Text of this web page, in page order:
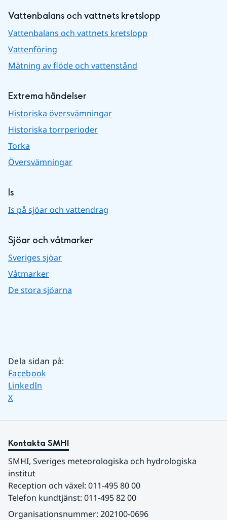
Vattenbalans och vattnets kretslopp
Vattenbalans och vattnets kretslopp
Vattenföring
Mätning av flöde och vattenstånd
Extrema händelser
Historiska översvämningar
Historiska torrperioder
Torka
Översvämningar
Is
Is på sjöar och vattendrag
Sjöar och våtmarker
Sveriges sjöar
Våtmarker
De stora sjöarna
Dela sidan på:
Dela sidan på
Facebook
Dela sidan på
LinkedIn
Dela sidan på
X
Kontakta SMHI
SMHI, Sveriges meteorologiska och hydrologiska
institut
Reception och växel: 011-495 80 00
Telefon kundtjänst: 011-495 82 00
Organisationsnummer: 202100-0696